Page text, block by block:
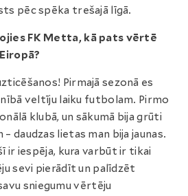
pēc spēka trešajā līgā.
FK Metta, kā pats vērtē
Pirmajā sezonā es
veltīju laiku futbolam. Pirmo
klubā, un sākumā bija grūti
daudzas lietas man bija jaunas.
ir iespēja, kura varbūt ir tikai
sevi pierādīt un palīdzēt
sniegumu vērtēju